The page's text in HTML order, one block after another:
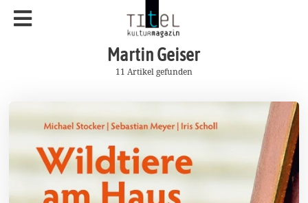
Martin Geiser
11 Artikel gefunden